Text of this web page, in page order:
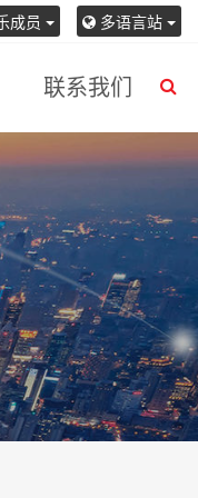
多语言站
成员
联系我们